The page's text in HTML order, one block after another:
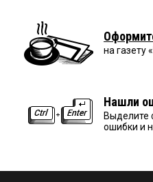
на газету
Нашли
Выделите
ошибки и